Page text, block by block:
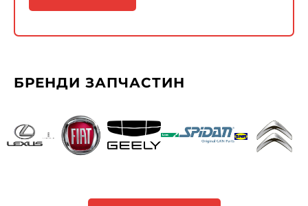
БРЕНДИ ЗАПЧАСТИН